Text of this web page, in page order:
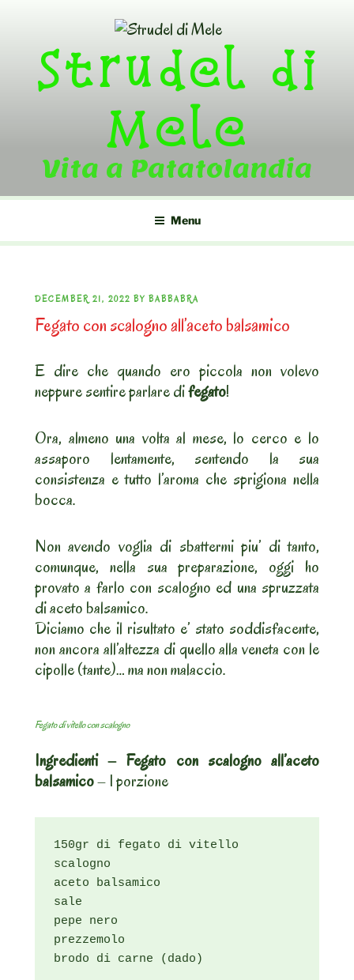
contentStrudel di
Mele
Vita a Patatolandia
Menu
POSTED
ON
DECEMBER 21, 2022 BY BABBABRA
Fegato con scalogno all’aceto balsamico
E dire che quando ero piccola non volevo
neppure sentire parlare difegato!
Ora, almeno una volta al mese, lo cerco e lo
assaporo lentamente, sentendo la sua
consistenza e tutto l’aroma che sprigiona nella
bocca.
Non avendo voglia di sbattermi piu’ di tanto,
comunque, nella sua preparazione, oggi ho
provato a farlo con scalogno ed una spruzzata
di aceto balsamico.
Diciamo che il risultato e’ stato soddisfacente,
non ancora all’altezza di quello alla veneta con le
cipolle (tante)… ma non malaccio.
Fegato di vitello con scalogno
Ingredienti – Fegato con scalogno all’aceto
balsamico– 1 porzione
150gr di fegato di vitello
scalogno
aceto balsamico
sale
pepe nero
prezzemolo
brodo di carne (dado)